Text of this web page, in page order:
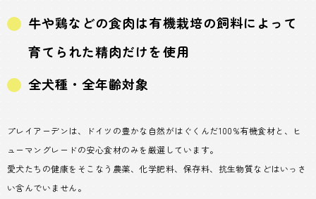
牛や鶏などの食肉は有機栽培の飼料によって
育てられた精肉だけを使用
全犬種・全年齢対象
プレイアーデンは、ドイツの豊かな自然がはぐくんだ100%有機食材と、ヒ
ューマングレードの安心食材のみを厳選しています。
愛犬たちの健康をそこなう農薬、化学肥料、保存料、抗生物質などはいっさ
い含んでいません。